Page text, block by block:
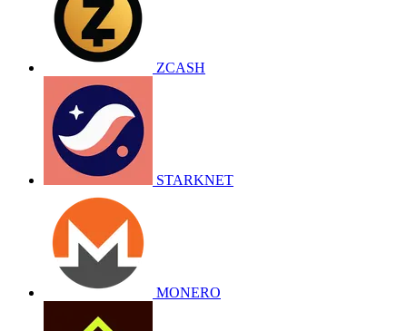
ZCASH
STARKNET
MONERO